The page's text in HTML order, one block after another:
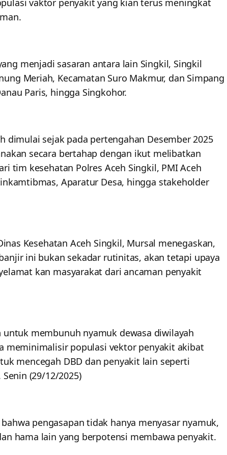
menjadi sasaran antara lain Singkil, Singkil
Meriah, Kecamatan Suro Makmur, dan Simpang
Paris, hingga Singkohor.
dimulai sejak pada pertengahan Desember 2025
secara bertahap dengan ikut melibatkan
tim kesehatan Polres Aceh Singkil, PMI Aceh
Aparatur Desa, hingga stakeholder
Kesehatan Aceh Singkil, Mursal menegaskan,
ini bukan sekadar rutinitas, akan tetapi upaya
kan masyarakat dari ancaman penyakit
untuk membunuh nyamuk dewasa diwilayah
meminimalisir populasi vektor penyakit akibat
mencegah DBD dan penyakit lain seperti
(29/12/2025)
pengasapan tidak hanya menyasar nyamuk,
hama lain yang berpotensi membawa penyakit.